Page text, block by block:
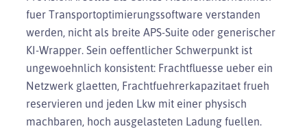
fuer Transportoptimierungssoftware verstanden
werden, nicht als breite APS-Suite oder generischer
KI-Wrapper. Sein oeffentlicher Schwerpunkt ist
ungewoehnlich konsistent: Frachtfluesse ueber ein
Netzwerk glaetten, Frachtfuehrerkapazitaet frueh
reservieren und jeden Lkw mit einer physisch
machbaren, hoch ausgelasteten Ladung fuellen.